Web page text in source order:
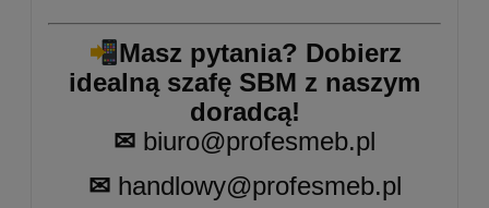
Masz pytania? Dobierz
idealną szafę SBM z naszym
doradcą!
✉ biuro@profesmeb.pl
✉ handlowy@profesmeb.pl